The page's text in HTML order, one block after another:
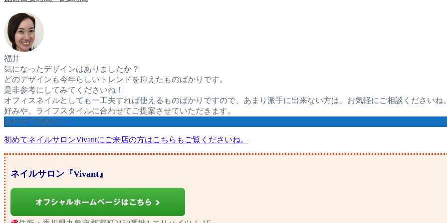
福井
気になったデザインはありましたか？
どのデザインも今年らしいトレンドを抑えたものばかりです。
是非参考にしてみてくださいね！
オフィスネイルとしても一工夫すれば使えるものばかりですので、あまり派手に出来ない方は、お気軽にご相談くださいね
好みや、ライフスタイルに合わせてご提案させていただきます。
あわせて読みたい
初めてネイルサロンVivantにご来店の方はこちらもご覧くださいね。
ネイルサロン『Vivant』